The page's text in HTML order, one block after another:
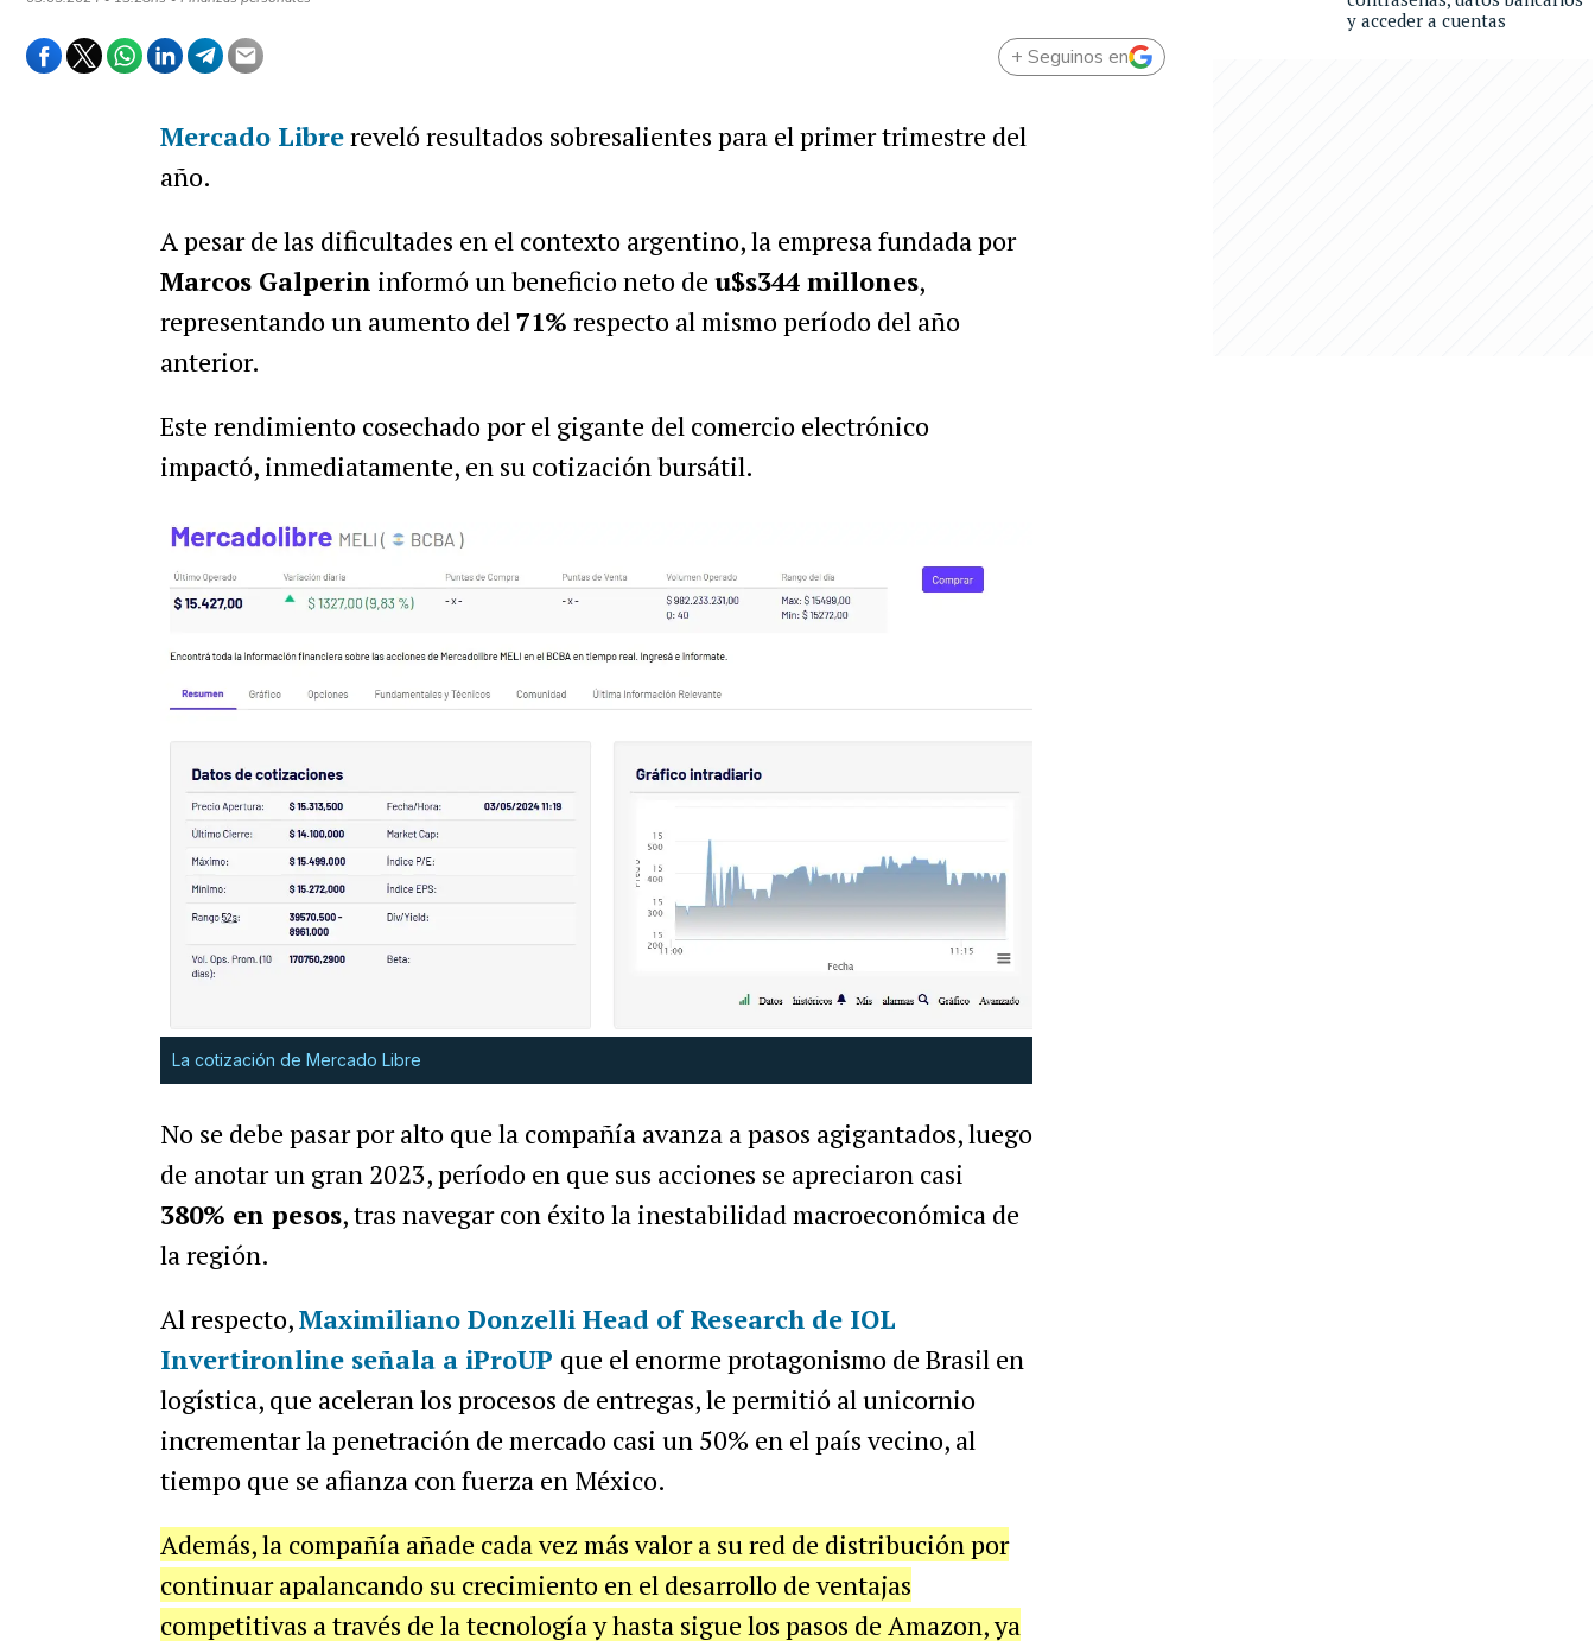
+ Seguinos en
Mercado Librereveló resultados sobresalientes para el primer trimestre del
año.
A pesar de las dificultades en el contexto argentino, la empresa fundada por
Marcos Galperin informó un beneficio neto de u$s344 millones,
representando un aumento del71% respecto al mismo período del año
anterior.
Este rendimiento cosechado por el gigante del comercio electrónico
impactó, inmediatamente, en su cotización bursátil.
La cotización de Mercado Libre
No se debe pasar por alto que la compañía avanza a pasos agigantados, luego
de anotar un gran 2023, período en que sus acciones se apreciaron casi
380% en pesos, tras navegar con éxito la inestabilidad macroeconómica de
la región.
Al respecto,Maximiliano Donzelli Head of Research de IOL
Invertironline señala a iProUP que el enorme protagonismo de Brasil en
logística, que aceleran los procesos de entregas, le permitió al unicornio
incrementar la penetración de mercado casi un 50% en el país vecino, al
tiempo que se afianza con fuerza en México.
Además, la compañía añade cada vez más valor a su red de distribución por
continuar apalancando su crecimiento en el desarrollo de ventajas
competitivas a través de la tecnología y hasta sigue los pasos de Amazon, ya
y acceder a cuentas